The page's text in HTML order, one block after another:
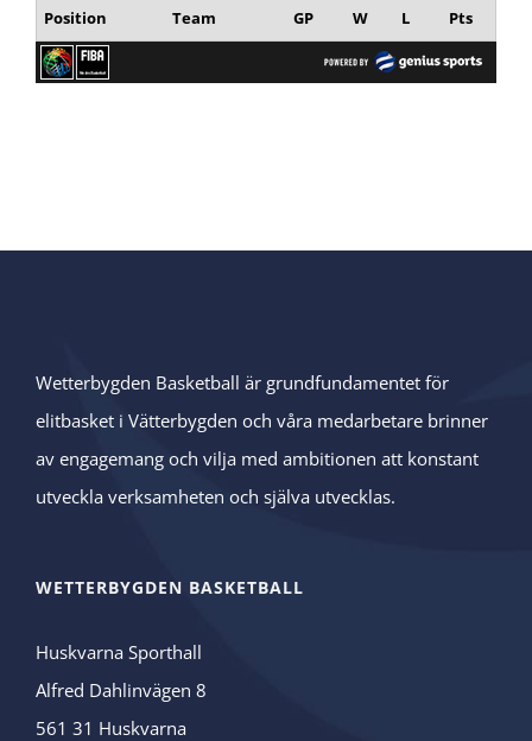
Position Team GP W L Pts
Wetterbygden Basketball är grundfundamentet för
elitbasket i Vätterbygden och våra medarbetare brinner
av engagemang och vilja med ambitionen att konstant
utveckla verksamheten och själva utvecklas.
WETTERBYGDEN BASKETBALL
Huskvarna Sporthall
Alfred Dahlinvägen 8
561 31 Huskvarna